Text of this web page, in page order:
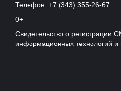
Телефон: +7 (343) 355-26-67
0+
Свидетельство о
информационных технологий и